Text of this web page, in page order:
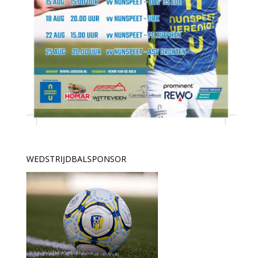
WEDSTRIJDBALSPONSOR